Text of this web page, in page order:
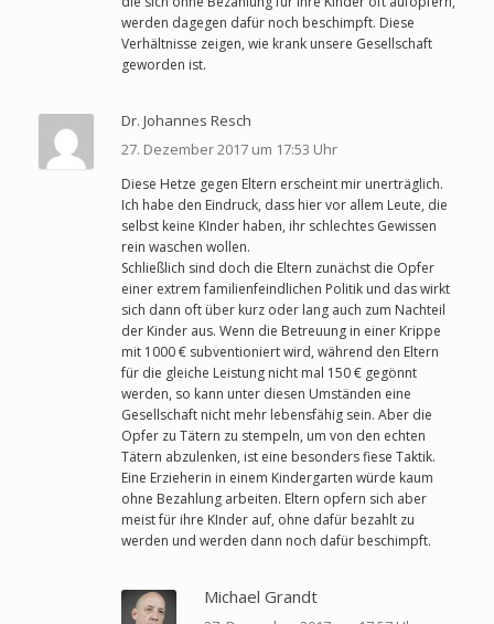
werden dagegen dafür noch beschimpft. Diese
Verhältnisse zeigen, wie krank unsere Gesellschaft
geworden ist.
Dr. Johannes Resch
27. Dezember 2017 um 17:53 Uhr
Diese Hetze gegen Eltern erscheint mir unerträglich.
Ich habe den Eindruck, dass hier vor allem Leute, die
selbst keine KInder haben, ihr schlechtes Gewissen
rein waschen wollen.
Schließlich sind doch die Eltern zunächst die Opfer
einer extrem familienfeindlichen Politik und das wirkt
sich dann oft über kurz oder lang auch zum Nachteil
der Kinder aus. Wenn die Betreuung in einer Krippe
mit 1000 € subventioniert wird, während den Eltern
für die gleiche Leistung nicht mal 150 € gegönnt
werden, so kann unter diesen Umständen eine
Gesellschaft nicht mehr lebensfähig sein. Aber die
Opfer zu Tätern zu stempeln, um von den echten
Tätern abzulenken, ist eine besonders fiese Taktik.
Eine Erzieherin in einem Kindergarten würde kaum
ohne Bezahlung arbeiten. Eltern opfern sich aber
meist für ihre KInder auf, ohne dafür bezahlt zu
werden und werden dann noch dafür beschimpft.
Michael Grandt